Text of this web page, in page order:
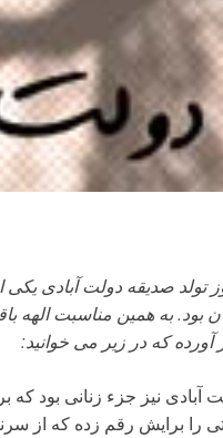
تولد صدیقه دولت آبادی
به همین مناسبت الهه
که در زیر می خوانید:
نیز جزء زنانی بود که
را برایش رقم زده که از